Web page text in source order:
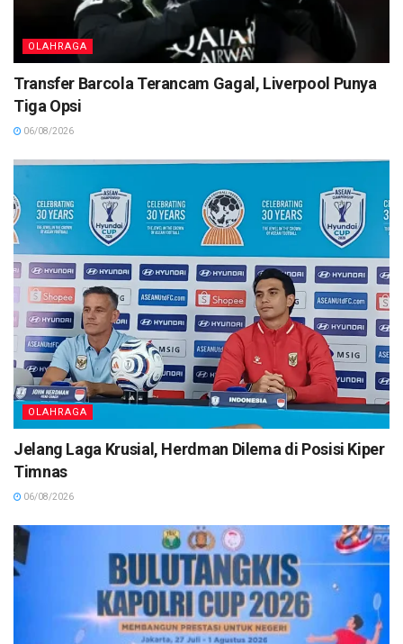
OLAHRAGA
Transfer Barcola Terancam Gagal, Liverpool Punya
Tiga Opsi
06/08/2026
OLAHRAGA
Jelang Laga Krusial, Herdman Dilema di Posisi Kiper
Timnas
06/08/2026